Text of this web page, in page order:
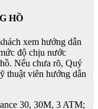
HỒ
xem hướng dẫn
độ chịu nước
Nếu chưa rõ, Quý
thuật viên hướng dẫn
30, 30M, 3 ATM;